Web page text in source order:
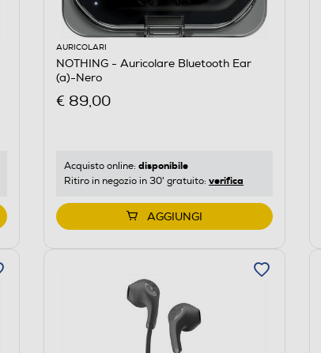
AURICOLARI
NOTHING - Auricolare Bluetooth Ear
(a)-Nero
€ 89,00
Acquisto online: disponibile
Ritiro in negozio in 30' gratuito: verifica
AGGIUNGI